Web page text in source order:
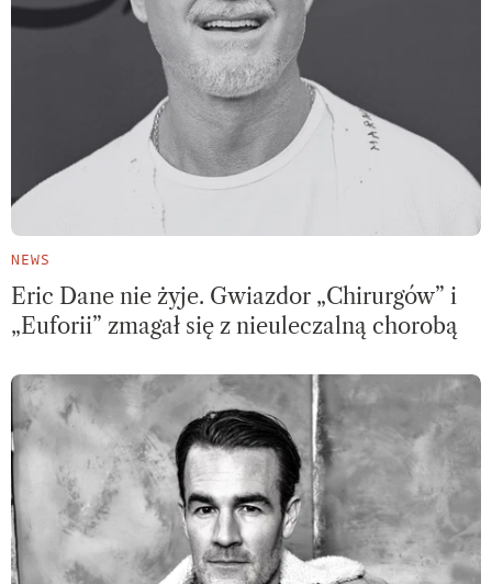
NEWS
Eric Dane nie żyje. Gwiazdor „Chirurgów” i
„Euforii” zmagał się z nieuleczalną chorobą